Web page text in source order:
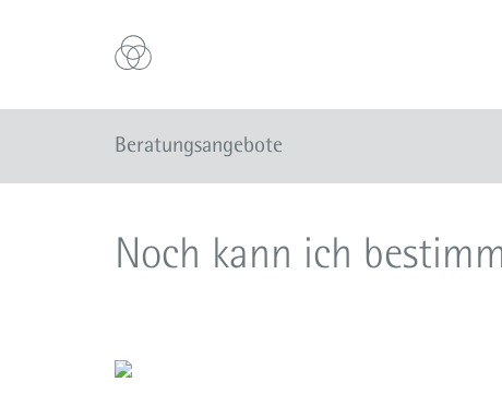
Beratungsangebote
Noch kann ich